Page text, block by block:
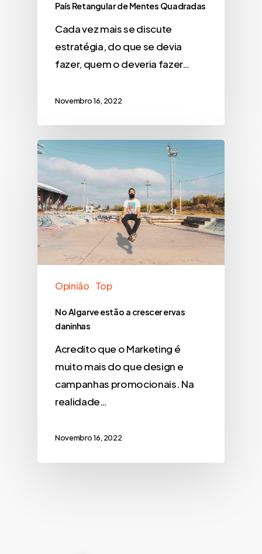
País Retangular de Mentes Quadradas
Cada vez mais se discute
estratégia, do que se devia
fazer, quem o deveria fazer…
Novembro 16, 2022
Opinião Top
No Algarve estão a crescer ervas
daninhas
Acredito que o Marketing é
muito mais do que design e
campanhas promocionais. Na
realidade…
Novembro 16, 2022